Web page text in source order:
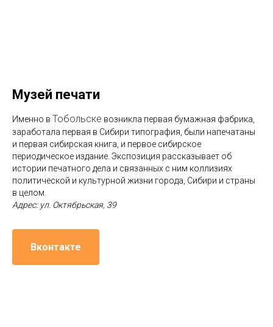
Музей печати
Именно в Тобольске возникла первая бумажная фабрика,
заработала первая в Сибири типография, были напечатаны
и первая сибирская книга, и первое сибирское
периодическое издание. Экспозиция рассказывает об
истории печатного дела и связанных с ним коллизиях
политической и культурной жизни города, Сибири и страны
в целом.
Адрес: ул. Октябрьская, 39
Вконтакте